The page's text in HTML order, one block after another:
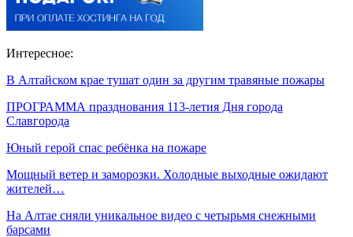
Интересное:
В Алтайском крае тушат один за другим травяные пожары
ПРОГРАММА празднования 113-летия Дня города
Славгорода
Юный герой спас ребёнка на пожаре
Мощный ветер и заморозки. Холодные выходные ожидают
жителей…
На Алтае сняли уникальное видео с четырьмя снежными
барсами